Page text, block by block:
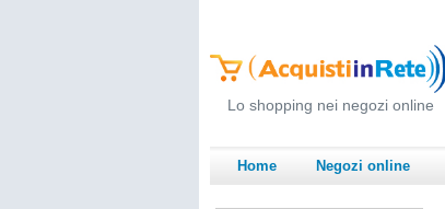
Lo shopping nei negozi online
Home Negozi online